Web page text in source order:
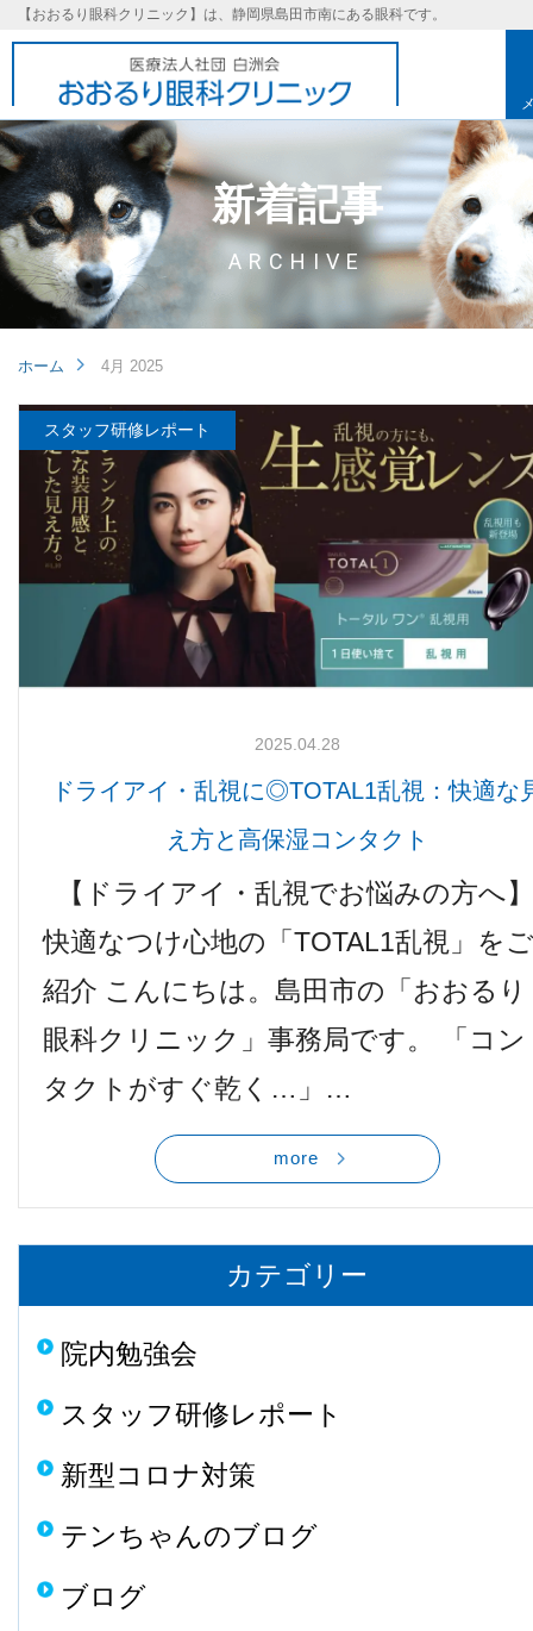
【おおるり眼科クリニック】は、静岡県島田市南にある眼科です。
基本理念
取り組み
検査機器のご紹介
診療内容
ご予約について
他病院との連携
小児眼科
視能訓練士メッセージ
学会レポート
新着記事
ARCHIVE
ホーム 4月 2025
スタッフ研修レポート
2025.04.28
ドライアイ・乱視に◎TOTAL1乱視：快適な
え方と高保湿コンタクト
【ドライアイ・乱視でお悩みの方へ】
快適なつけ心地の「TOTAL1乱視」をご
紹介 こんにちは。島田市の「おおるり
眼科クリニック」事務局です。 「コン
タクトがすぐ乾く…」…
more
カテゴリー
院内勉強会
スタッフ研修レポート
新型コロナ対策
テンちゃんのブログ
ブログ